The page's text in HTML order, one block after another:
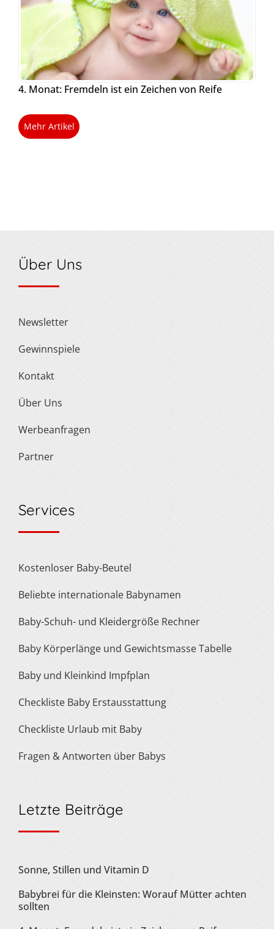
4. Monat: Fremdeln ist ein Zeichen von Reife
Mehr Artikel
Über Uns
Newsletter
Gewinnspiele
Kontakt
Über Uns
Werbeanfragen
Partner
Services
Kostenloser Baby-Beutel
Beliebte internationale Babynamen
Baby-Schuh- und Kleidergröße Rechner
Baby Körperlänge und Gewichtsmasse Tabelle
Baby und Kleinkind Impfplan
Checkliste Baby Erstausstattung
Checkliste Urlaub mit Baby
Fragen & Antworten über Babys
Letzte Beiträge
Sonne, Stillen und Vitamin D
Babybrei für die Kleinsten: Worauf Mütter achten
sollten